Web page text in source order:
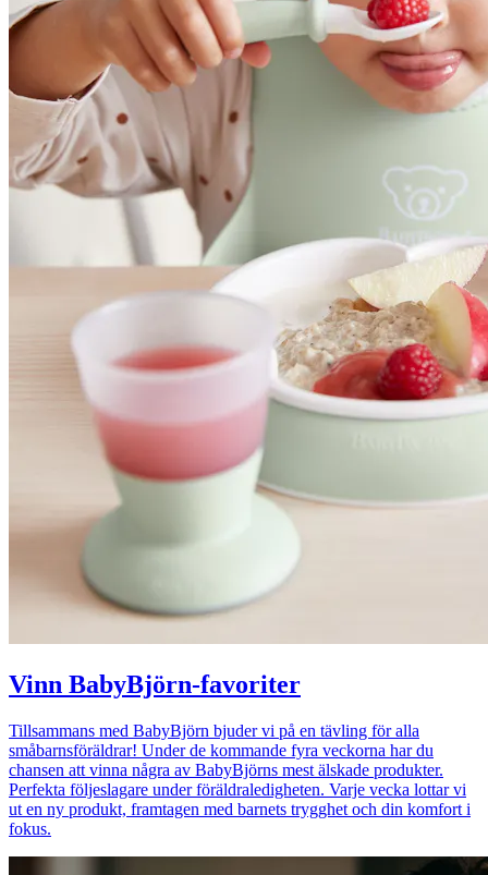
Vinn BabyBjörn-favoriter
Tillsammans med BabyBjörn bjuder vi på en tävling för alla
småbarnsföräldrar! Under de kommande fyra veckorna har du
chansen att vinna några av BabyBjörns mest älskade produkter.
Perfekta följeslagare under föräldraledigheten. Varje vecka lottar vi
ut en ny produkt, framtagen med barnets trygghet och din komfort i
fokus.